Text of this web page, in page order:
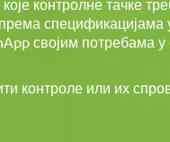
контролне тачке
својим потребама
контроле или их